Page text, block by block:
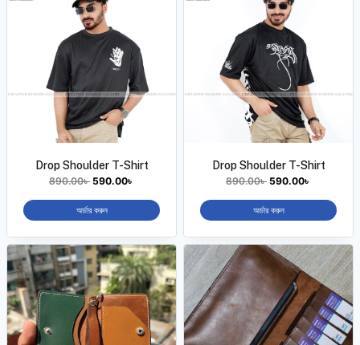
Drop Shoulder T-Shirt
890.00৳ 590.00৳
অর্ডার করুন
Drop Shoulder T-Shirt
890.00৳ 590.00৳
অর্ডার করুন